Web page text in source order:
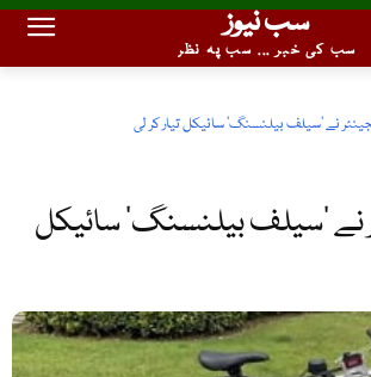
سب نیوز
سب کی خبر ... سب پہ نظر
نے 'سیلف بیلنسنگ' سائیکل تیار کر لی
نے ‘سیلف بیلنسنگ’ سائیکل